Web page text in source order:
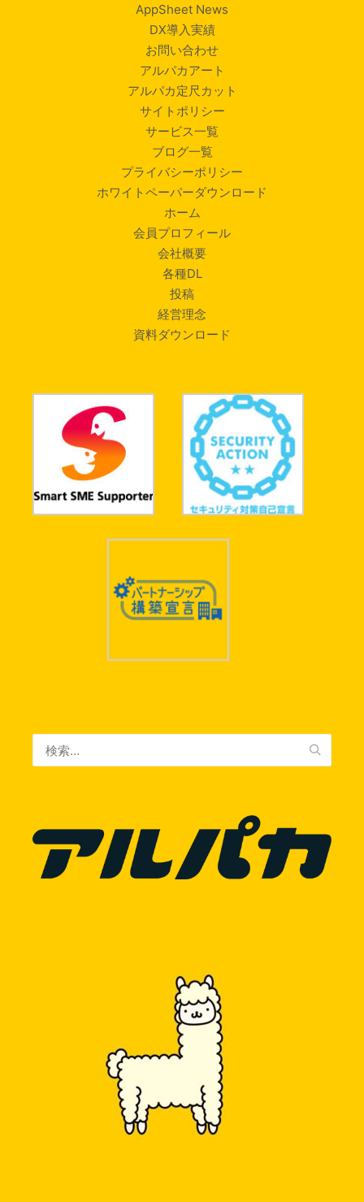
AppSheet News
DX導入実績
お問い合わせ
アルパカアート
アルパカ定尺カット
サイトポリシー
サービス一覧
ブログ一覧
プライバシーポリシー
ホワイトペーパーダウンロード
ホーム
会員プロフィール
会社概要
各種DL
投稿
経営理念
資料ダウンロード